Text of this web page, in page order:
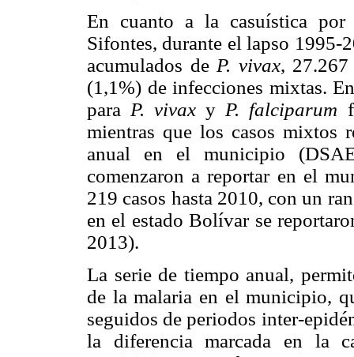
En cuanto a la casuística
Sifontes, durante el lapso 1995-
acumulados de P. vivax,
(1,1%) de infecciones mixtas.
para P. vivaxy P. falciparum
mientras que los casos mixtos
anual en el municipio
comenzaron a reportar en el
219 casos hasta 2010, con un
en el estado Bolívar se
2013).
La serie de tiempo anual,
de la malaria en elmunicipio,
seguidos de periodos inter-
la diferencia marcada en la